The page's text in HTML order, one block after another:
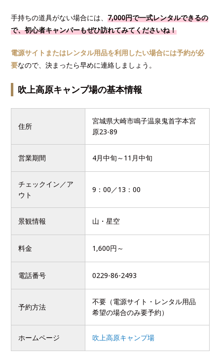
手持ちの道具がない場合には、7,000円で一式レンタルできるの
で、初心者キャンパーもぜひ訪れてみてくださいね！
電源サイトまたはレンタル用品を利用したい場合には予約が必
要なので、決まったら早めに連絡しましょう。
吹上高原キャンプ場の基本情報
住所
宮城県大崎市鳴子温泉鬼首字本宮
原23-89
営業期間 4月中旬～11月中旬
チェックイン／ア
ウト
9：00／13：00
景観情報 山・星空
料金 1,600円～
電話番号 0229-86-2493
予約方法
不要（電源サイト・レンタル用品
希望の場合のみ要予約）
ホームページ 吹上高原キャンプ場